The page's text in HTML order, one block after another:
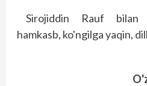
Sirojiddin Rauf bilan
hamkasb, ko'ngilga yaqin,